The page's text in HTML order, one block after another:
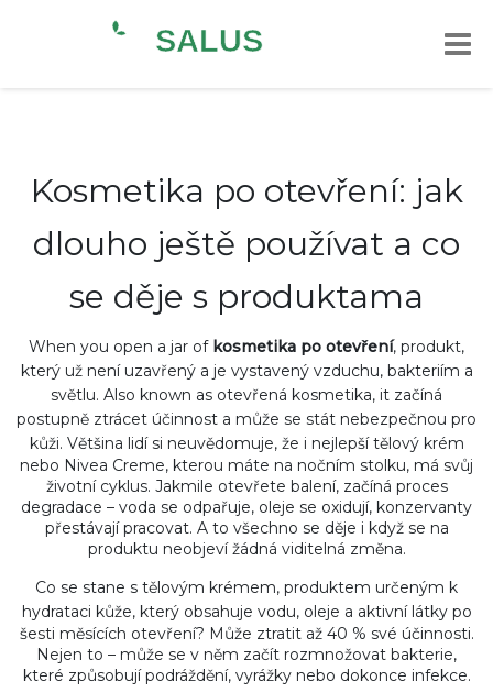
Kosmetika po otevření: jak
dlouho ještě používat a co
se děje s produktama
When you open a jar of kosmetika po otevření, produkt,
který už není uzavřený a je vystavený vzduchu, bakteriím a
světlu. Also known as otevřená kosmetika, it začíná
postupně ztrácet účinnost a může se stát nebezpečnou pro
kůži. Většina lidí si neuvědomuje, že i nejlepší tělový krém
nebo Nivea Creme, kterou máte na nočním stolku, má svůj
životní cyklus. Jakmile otevřete balení, začíná proces
degradace – voda se odpařuje, oleje se oxidují, konzervanty
přestávají pracovat. A to všechno se děje i když se na
produktu neobjeví žádná viditelná změna.
Co se stane s tělovým krémem, produktem určeným k
hydrataci kůže, který obsahuje vodu, oleje a aktivní látkypo
šesti měsících otevření? Může ztratit až 40 % své účinnosti.
Nejen to – může se v něm začít rozmnožovat bakterie,
které způsobují podráždění, vyrážky nebo dokonce infekce.